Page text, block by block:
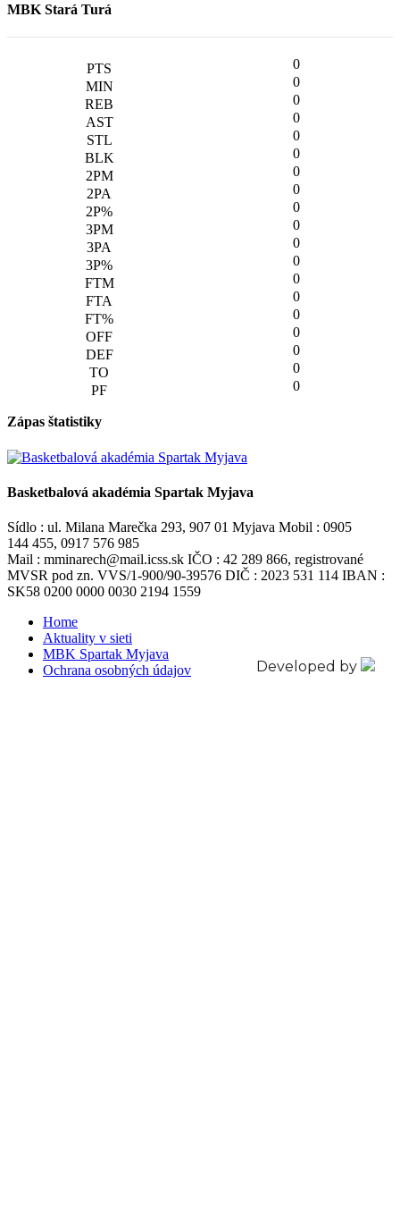
MBK Stará Turá
0
0
0
0
0
0
0
0
0
0
0
0
0
0
0
0
0
0
0
Zápas štatistiky
Basketbalová akadémia Spartak Myjava
Sídlo : ul. Milana Marečka 293, 907 01 Myjava Mobil : 0905
144 455, 0917 576 985
Mail : mminarech@mail.icss.sk IČO : 42 289 866, registrované
MVSR pod zn. VVS/1-900/90-39576 DIČ : 2023 531 114 IBAN :
SK58 0200 0000 0030 2194 1559
Home
Aktuality v sieti
MBK Spartak Myjava
Ochrana osobných údajov
Developed by